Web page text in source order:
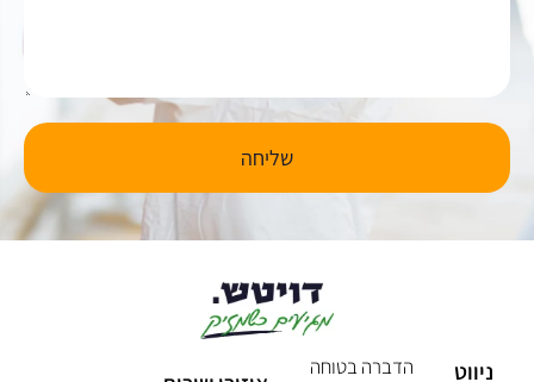
שליחה
ניווט
הדברה בטוחה